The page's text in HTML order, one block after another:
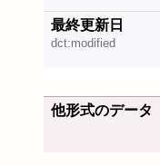
最終更新日
dct:modified
他形式のデータ